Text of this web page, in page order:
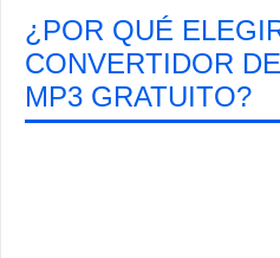
¿POR QUÉ
CONVERTIDOR
MP3 GRATUITO?